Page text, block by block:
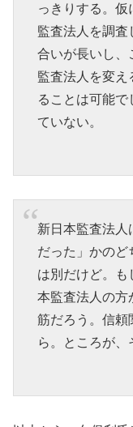
っきりする。
監査法人を調査
合いが長いし、
監査法人を変え
ることは可能で
ていない。
新日本監査法人
だった」かのど
は別だけど。も
本監査法人の方
筋だろう。信頼
ら。ところが、